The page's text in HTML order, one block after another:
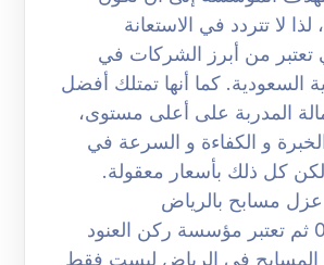
لذا لا تتردد في الاستعانة
تعتبر من أبرز الشركات في
السعودية. كما أنها تمتلك أفضل
المدربة على أعلى مستوى،
و الكفاءة و السرعة في
لكن كل ذلك بأسعار معقولة.
مسابح بالرياض
0508251950 ثم تعتبر مؤسسة ركن العنود
المسابح في الرياض ليست فقط